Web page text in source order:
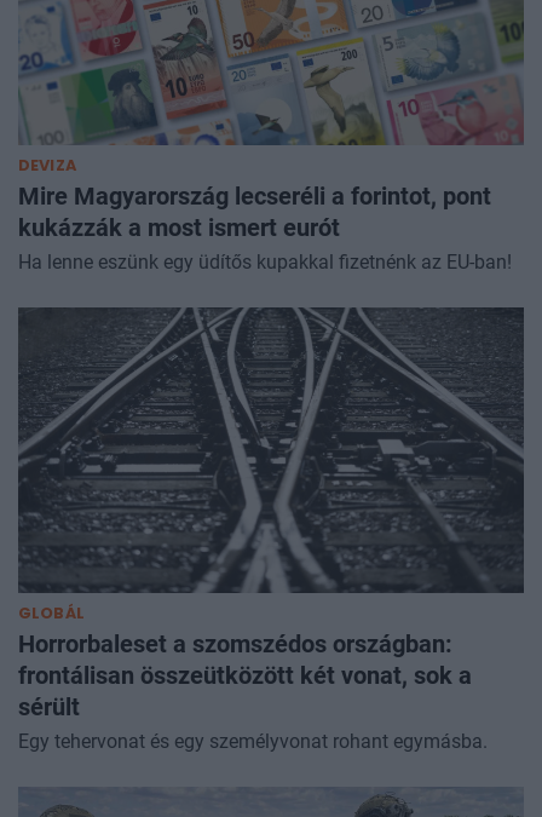
DEVIZA
Mire Magyarország lecseréli a forintot, pont
kukázzák a most ismert eurót
Ha lenne eszünk egy üdítős kupakkal fizetnénk az EU-ban!
GLOBÁL
Horrorbaleset a szomszédos országban:
frontálisan összeütközött két vonat, sok a
sérült
Egy tehervonat és egy személyvonat rohant egymásba.